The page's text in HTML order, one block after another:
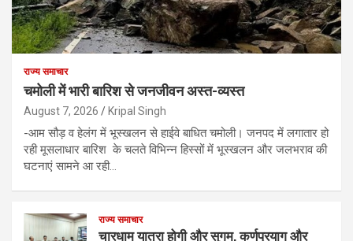
राज्य समाचार
चमोली में भारी बारिश से जनजीवन अस्त-व्यस्त
August 7, 2026 Kripal Singh
-आम सौड़ व हेलंग में भूस्खलन से हाईवे बाधित चमोली। जनपद में लगातार हो
रही मूसलाधार बारिश के चलते विभिन्न हिस्सों में भूस्खलन और जलभराव की
घटनाएं सामने आ रही…
राज्य समाचार
चारधाम यात्रा होगी और सुगम, कर्णप्रयाग और